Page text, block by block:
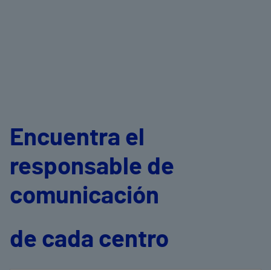
Encuentra el
responsable de
comunicación
de cada centro